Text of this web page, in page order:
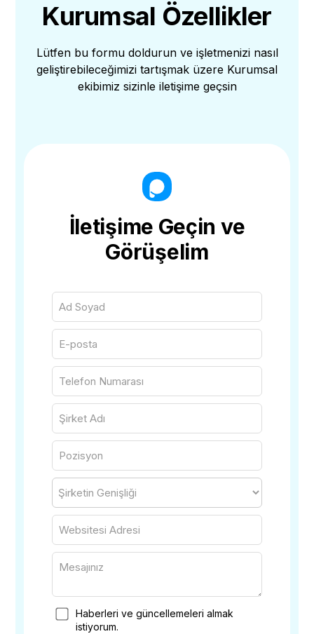
Kurumsal Özellikler
Lütfen bu formu doldurun ve işletmenizi nasıl
geliştirebileceğimizi tartışmak üzere Kurumsal
ekibimiz sizinle iletişime geçsin
İletişime Geçin ve
Görüşelim
Haberleri ve güncellemeleri almak
istiyorum.